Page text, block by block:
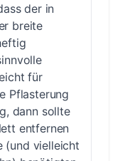
der in
breite
für
Pflasterung
dann sollte
entfernen
(und vielleicht